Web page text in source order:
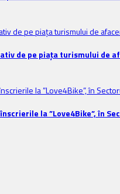
de pe piața turismului de
la ”Love4Bike”, în